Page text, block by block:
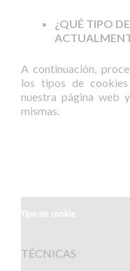
¿QUÉ TIPO
A continuación,
los tipos de
nuestra página web
mismas.
Tipo de cookie
TÉCNICAS